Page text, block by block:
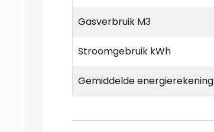
Gasverbruik M3
Stroomgebruik kWh
Gemiddelde energierekening